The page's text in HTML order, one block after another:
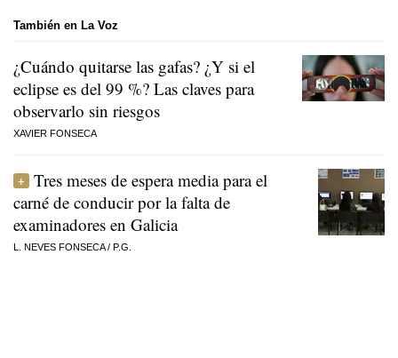
También en La Voz
¿Cuándo quitarse las gafas? ¿Y si el
eclipse es del 99 %? Las claves para
observarlo sin riesgos
XAVIER FONSECA
Tres meses de espera media para el
carné de conducir por la falta de
examinadores en Galicia
L. NEVES FONSECA/ P.G.